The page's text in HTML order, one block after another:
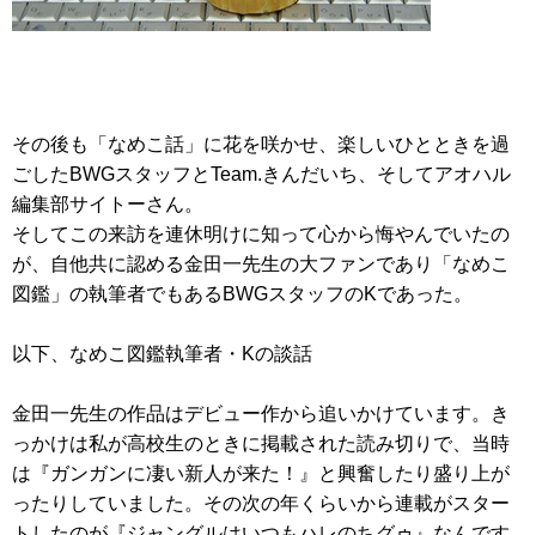
その後も「なめこ話」に花を咲かせ、楽しいひとときを過
ごしたBWGスタッフとTeam.きんだいち、そしてアオハル
編集部サイトーさん。
そしてこの来訪を連休明けに知って心から悔やんでいたの
が、自他共に認める金田一先生の大ファンであり「なめこ
図鑑」の執筆者でもあるBWGスタッフのKであった。
以下、なめこ図鑑執筆者・Kの談話
金田一先生の作品はデビュー作から追いかけています。き
っかけは私が高校生のときに掲載された読み切りで、当時
は『ガンガンに凄い新人が来た！』と興奮したり盛り上が
ったりしていました。その次の年くらいから連載がスター